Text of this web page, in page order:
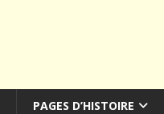
PAGES D’HISTOIRE